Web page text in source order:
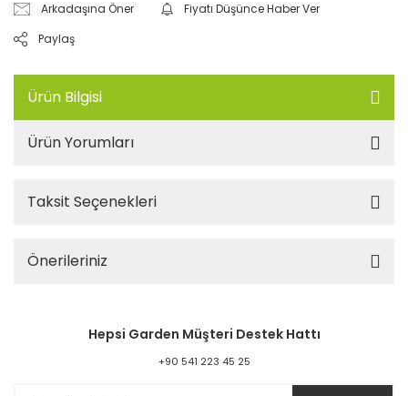
Arkadaşına Öner
Fiyatı Düşünce Haber Ver
Paylaş
Ürün Bilgisi
Ürün Yorumları
Taksit Seçenekleri
Önerileriniz
Hepsi Garden Müşteri Destek Hattı
+90 541 223 45 25